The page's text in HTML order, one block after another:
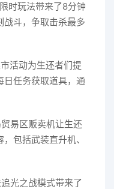
时玩法带来了8分钟
战斗，争取击杀最多
活动为生还者们提
日任务获取道具，通
易区贩卖机让生还
包括武装直升机、
光之战模式带来了